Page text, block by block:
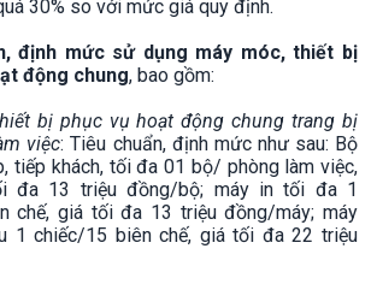
30% so với mức giá quy định.
định mức sử dụng máy móc, thiết bị
động chung, bao gồm:
bị phục vụ hoạt động chung trang bị
việc: Tiêu chuẩn, định mức như sau: Bộ
tiếp khách, tối đa 01 bộ/ phòng làm việc,
đa 13 triệu đồng/bộ; máy in tối đa 1
chế, giá tối đa 13 triệu đồng/máy; máy
1 chiếc/15 biên chế, giá tối đa 22 triệu